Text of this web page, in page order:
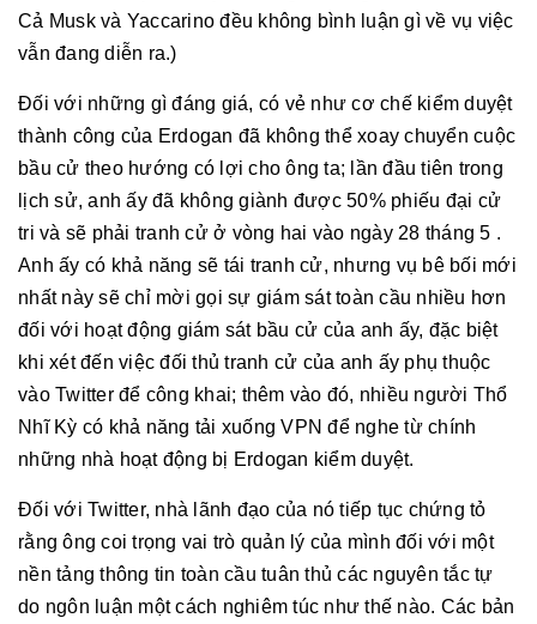
Cả Musk và Yaccarino đều không bình luận gì về vụ việc
vẫn đang diễn ra.)
Đối với những gì đáng giá, có vẻ như cơ chế kiểm duyệt
thành công của Erdogan đã không thể xoay chuyển cuộc
bầu cử theo hướng có lợi cho ông ta; lần đầu tiên trong
lịch sử, anh ấy đã không giành được 50% phiếu đại cử
tri và sẽ phải tranh cử ở vòng hai vào ngày 28 tháng 5 .
Anh ấy có khả năng sẽ tái tranh cử, nhưng vụ bê bối mới
nhất này sẽ chỉ mời gọi sự giám sát toàn cầu nhiều hơn
đối với hoạt động giám sát bầu cử của anh ấy, đặc biệt
khi xét đến việc đối thủ tranh cử của anh ấy phụ thuộc
vào Twitter để công khai; thêm vào đó, nhiều người Thổ
Nhĩ Kỳ có khả năng tải xuống VPN để nghe từ chính
những nhà hoạt động bị Erdogan kiểm duyệt.
Đối với Twitter, nhà lãnh đạo của nó tiếp tục chứng tỏ
rằng ông coi trọng vai trò quản lý của mình đối với một
nền tảng thông tin toàn cầu tuân thủ các nguyên tắc tự
do ngôn luận một cách nghiêm túc như thế nào. Các bản